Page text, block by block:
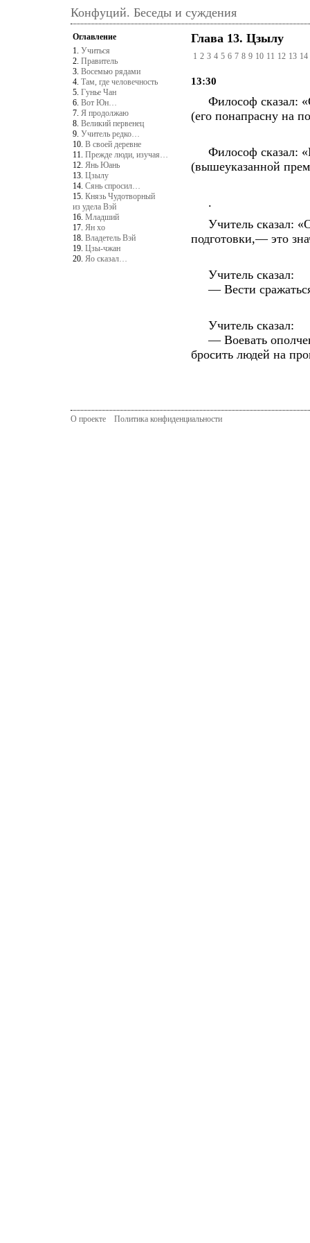
Конфуций. Беседы и суждения
Оглавление
1. Учиться
2. Правитель
3. Восемью рядами
4. Там, где человечность
5. Гунье Чан
6. Вот Юн…
7. Я продолжаю
8. Великий первенец
9. Учитель редко…
10. В своей деревне
11. Прежде люди, изучая…
12. Янь Юань
13. Цзылу
14. Сянь спросил…
15. Князь Чудотворный
из удела Вэй
16. Младший
17. Ян хо
18. Владетель Вэй
19. Цзы-чжан
20. Яо сказал…
Глава 13. Цзылу
1 2 3 4 5 6 7 8 9 10 11 12 13 14
13:30
Философ сказал: «С
(его понапрасну на
Философ сказал:
(вышеуказанной
.
Учитель сказал:
подготовки,— это
Учитель сказал:
— Вести сражаться
Учитель сказал:
— Воевать
бросить людей на
О проекте Политика конфиденциальности